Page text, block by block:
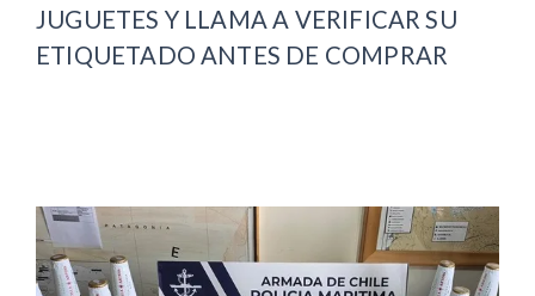
JUGUETES Y LLAMA A VERIFICAR SU
ETIQUETADO ANTES DE COMPRAR